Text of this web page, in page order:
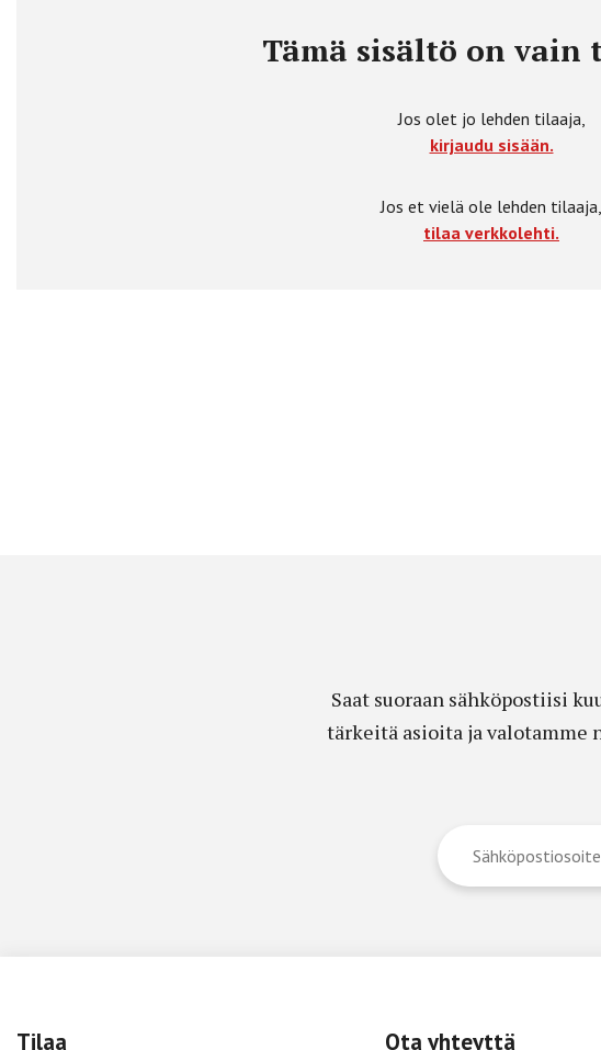
Tämä sisältö on
Jos olet jo lehden tilaaja,
kirjaudu sisään.
Jos et vielä ole lehden tilaaja,
tilaa verkkolehti.
Saat suoraan sähköpostiisi
tärkeitä asioita ja valotamme
Tilaa Ota yhteyttä